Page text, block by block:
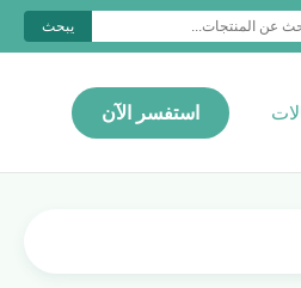
يبحث
استفسر الآن